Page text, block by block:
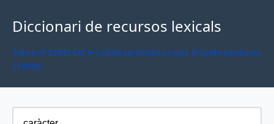
Diccionari de recursos lexicals
Sobre el DIRELEXCercaGlossariInstruccions d'úsAbreviatures
Crèdits